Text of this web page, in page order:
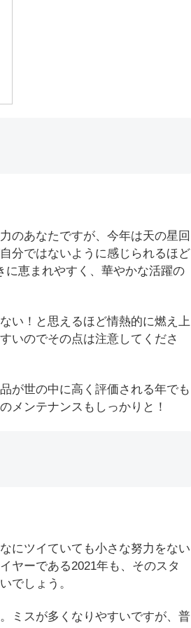
のあなたですが、今年は天の星回
分ではないように感じられるほど
に恵まれやすく、華やかな活躍の
い！と思えるほど情熱的に燃え上
いのでその点は注意してくださ
が世の中に高く評価される年でも
メンテナンスもしっかりと！
にツイていても小さな努力をない
ヤーである2021年も、そのスタ
でしょう。
ミスが多くなりやすいですが、普